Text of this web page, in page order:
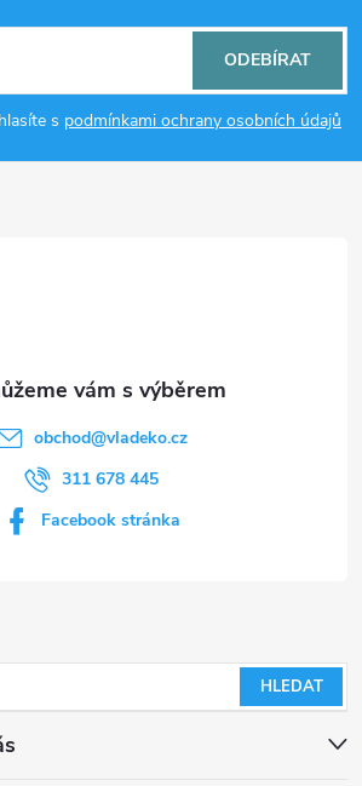
s podmínkami ochrany osobních údajů
ODEBÍRAT
HLEDAT
obchod@vladeko.cz
311 678 445
Facebook stránka